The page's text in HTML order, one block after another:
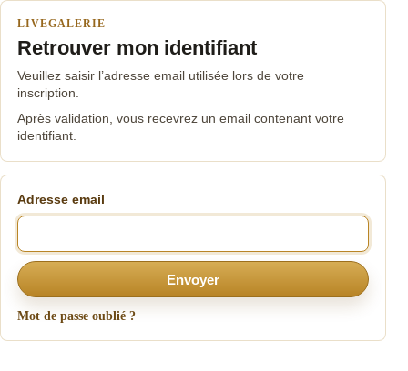
LIVEGALERIE
Retrouver mon identifiant
Veuillez saisir l’adresse email utilisée lors de votre
inscription.
Après validation, vous recevrez un email contenant votre
identifiant.
Adresse email
Envoyer
Mot de passe oublié ?